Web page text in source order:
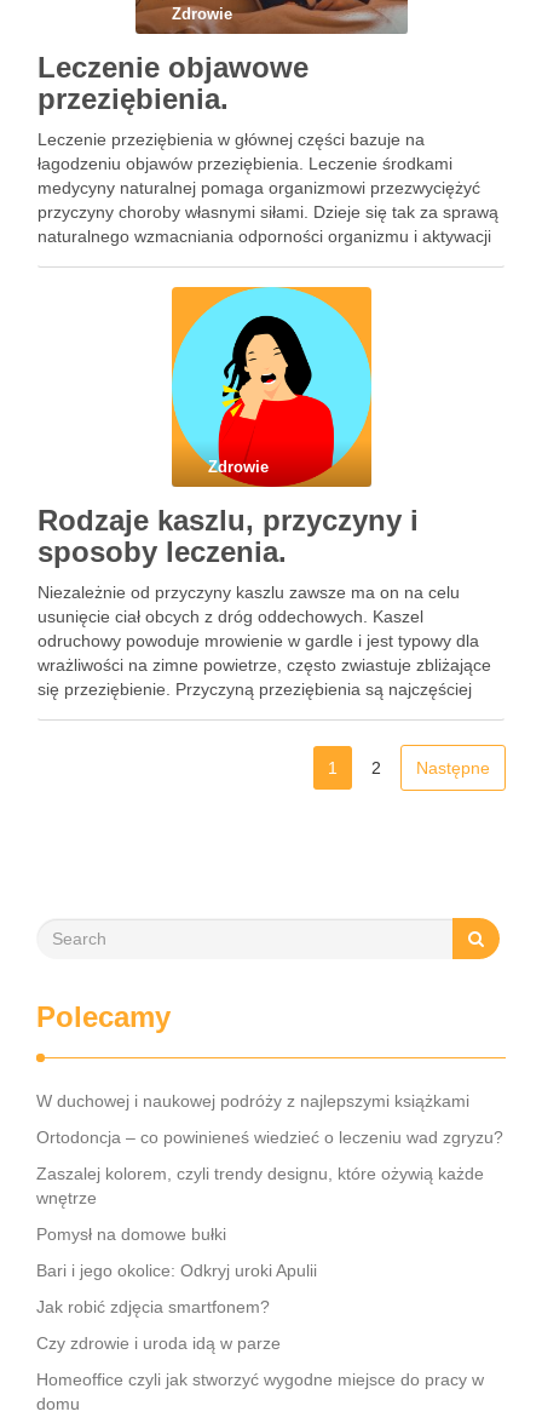
Zdrowie
Leczenie objawowe
przeziębienia.
Leczenie przeziębienia w głównej części bazuje na
łagodzeniu objawów przeziębienia. Leczenie środkami
medycyny naturalnej pomaga organizmowi przezwyciężyć
przyczyny choroby własnymi siłami. Dzieje się tak za sprawą
naturalnego wzmacniania odporności organizmu i aktywacji
organizm. Natomiast zadaniem leczenia objawowego jest
złagodzenie objawów przeziębienia do momentu, …
Zdrowie
Rodzaje kaszlu, przyczyny i
sposoby leczenia.
Niezależnie od przyczyny kaszlu zawsze ma on na celu
usunięcie ciał obcych z dróg oddechowych. Kaszel
odruchowy powoduje mrowienie w gardle i jest typowy dla
wrażliwości na zimne powietrze, często zwiastuje zbliżające
się przeziębienie. Przyczyną przeziębienia są najczęściej
1
2 Następne
Polecamy
W duchowej i naukowej podróży z najlepszymi książkami
Ortodoncja – co powinieneś wiedzieć o leczeniu wad zgryzu?
Zaszalej kolorem, czyli trendy designu, które ożywią każde
wnętrze
Pomysł na domowe bułki
Bari i jego okolice: Odkryj uroki Apulii
Jak robić zdjęcia smartfonem?
Czy zdrowie i uroda idą w parze
Homeoffice czyli jak stworzyć wygodne miejsce do pracy w
domu